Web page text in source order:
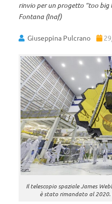
rinvio per un progetto “too big
Fontana (Inaf)
Giuseppina Pulcrano
Il telescopio spaziale James
è stato rimandato al 2020.